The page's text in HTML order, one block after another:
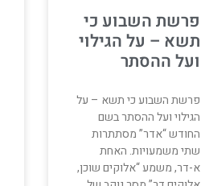
פרשת השבוע כי
תשא – על הגילוי
ועל ההסתר
פרשת השבוע כי תשא – על
הגילוי ועל ההסתר בשם
החודש “אדר” מסתתרות
שתי משמעויות. האחת
א-דר, משמע “אלוקים שוכן,